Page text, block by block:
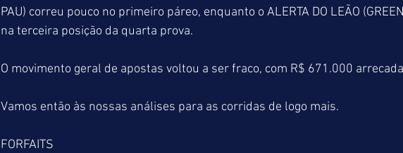
PAU) correu pouco no primeiro páreo, enquanto o ALERTA DO LEÃO
na terceira posição da quarta prova.
O movimento geral de apostas voltou a ser fraco, com R$ 671.000
Vamos então às nossas análises para as corridas de logo mais.
FORFAITS